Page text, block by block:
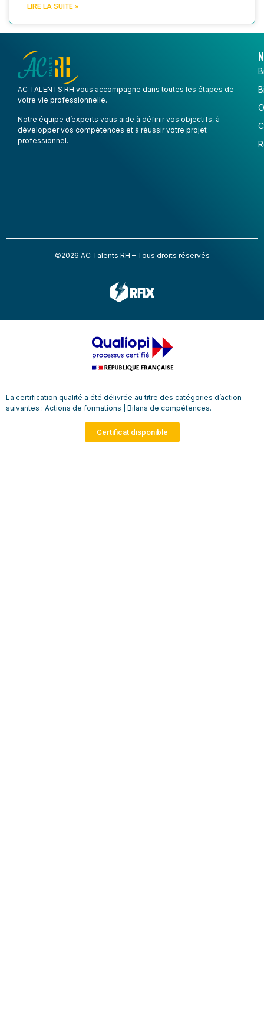
LIRE LA SUITE »
AC TALENTS RH vous accompagne dans toutes les étapes de
votre vie professionnelle.
Notre équipe d’experts vous aide à définir vos objectifs, à
développer vos compétences et à réussir votre projet
professionnel.
©2026 AC Talents RH – Tous droits réservés
La certification qualité a été délivrée au titre des catégories d’action
suivantes : Actions de formations | Bilans de compétences.
Certificat disponible